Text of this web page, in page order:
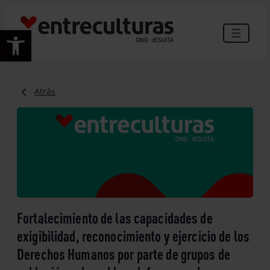
Abrir barra de herramientas
Atrás
Fortalecimiento de las capacidades de
exigibilidad, reconocimiento y ejercicio de los
Derechos Humanos por parte de grupos de